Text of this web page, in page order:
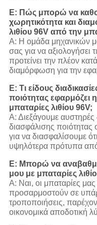
Ε: Πώς μπορώ να
χωρητικότητα και
λιθίου 96V από την
Α: Η ομάδα μηχανικών
σας για να αξιολογήσει
προτείνει την πλέον
διαμόρφωση για την
Ε: Τι είδους
ποιότητας εφαρμόζει
μπαταρίες λιθίου 96V;
Α: Διεξάγουμε αυστηρές
διασφάλισης
για να διασφαλίσουμε
υψηλότερα πρότυπα
Ε: Μπορώ να
μου με μπαταρίες
Α: Ναι, οι μπαταρίες
προσαρμοστούν σε
τροποποιήσεις,
οικονομικά αποδοτική